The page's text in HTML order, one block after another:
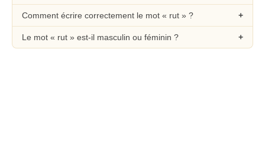
Comment écrire correctement le mot « rut » ?
Le mot « rut » est-il masculin ou féminin ?